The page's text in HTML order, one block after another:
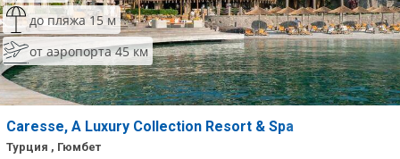
до пляжа 15 м
от аэропорта 45 км
Caresse, A Luxury Collection Resort & Spa
Турция , Гюмбет